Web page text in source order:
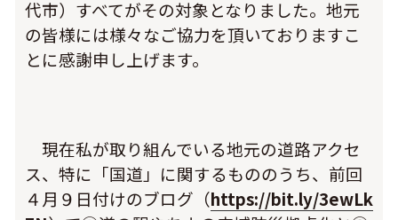
代市）すべてがその対象となりました。地元
の皆様には様々なご協力を頂いておりますこ
とに感謝申し上げます。
現在私が取り組んでいる地元の道路アクセ
ス、特に「国道」に関するもののうち、前回
４月９日付けのブログ（https://bit.ly/3ewLk